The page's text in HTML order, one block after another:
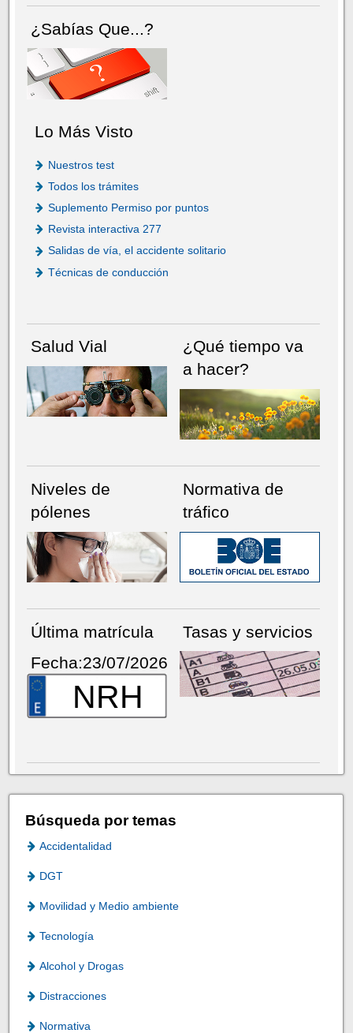
¿Sabías Que...?
Lo Más Visto
Nuestros test
Todos los trámites
Suplemento Permiso por puntos
Revista interactiva 277
Salidas de vía, el accidente solitario
Técnicas de conducción
Salud Vial
¿Qué tiempo va
a hacer?
Niveles de
pólenes
Normativa de
tráfico
Última matrícula
Fecha:23/07/2026
NRH
Tasas y servicios
Búsqueda por temas
Accidentalidad
DGT
Movilidad y Medio ambiente
Tecnología
Alcohol y Drogas
Distracciones
Normativa